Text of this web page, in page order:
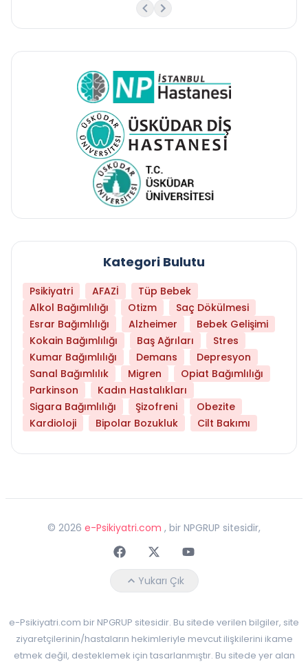
Kategori Bulutu
Psikiyatri AFAZİ
Tüp Bebek
Alkol Bağımlılığı
Otizm
Saç Dökülmesi
Esrar Bağımlılığı
Alzheimer
Bebek Gelişimi
Kokain Bağımlılığı
Baş Ağrıları
Stres
Kumar Bağımlılığı
Demans
Depresyon
Sanal Bağımlılık
Migren
Opiat Bağımlılığı
Parkinson
Kadın Hastalıkları
Sigara Bağımlılığı
Şizofreni
Obezite
Kardioloji
Bipolar Bozukluk Cilt Bakımı
© 2026 e-Psikiyatri.com , bir NPGRUP sitesidir,
FaceebokTwitterYoutube
Yukarı Çık
e-Psikiyatri.com bir NPGRUP sitesidir. Bu sitede verilen bilgiler, site
ziyaretçilerinin/hastaların hekimleriyle mevcut ilişkilerini ikame
etmek değil, desteklemek için tasarlanmıştır. Bu sitede yer alan